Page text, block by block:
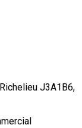
J3A1B6,